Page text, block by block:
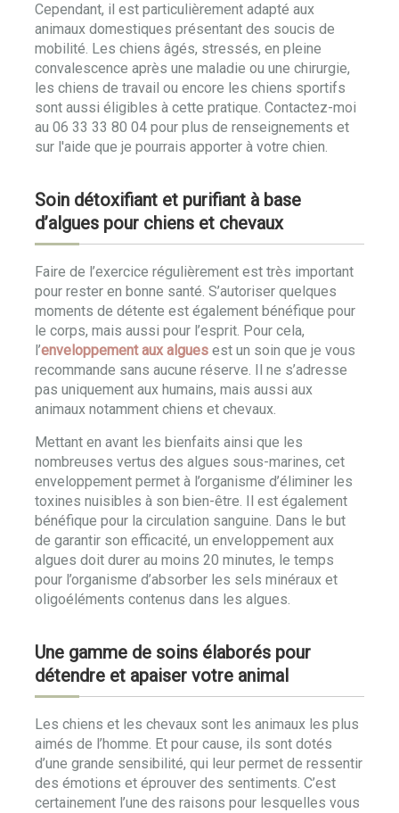
Cependant, il est particulièrement adapté aux
animaux domestiques présentant des soucis de
mobilité. Les chiens âgés, stressés, en pleine
convalescence après une maladie ou une chirurgie,
les chiens de travail ou encore les chiens sportifs
sont aussi éligibles à cette pratique. Contactez-moi
au 06 33 33 80 04 pour plus de renseignements et
sur l'aide que je pourrais apporter à votre chien.
Soin détoxifiant et purifiant à base
d’algues pour chiens et chevaux
Faire de l’exercice régulièrement est très important
pour rester en bonne santé. S’autoriser quelques
moments de détente est également bénéfique pour
le corps, mais aussi pour l’esprit. Pour cela,
l’enveloppement aux algues est un soin que je vous
recommande sans aucune réserve. Il ne s’adresse
pas uniquement aux humains, mais aussi aux
animaux notamment chiens et chevaux.
Mettant en avant les bienfaits ainsi que les
nombreuses vertus des algues sous-marines, cet
enveloppement permet à l’organisme d’éliminer les
toxines nuisibles à son bien-être. Il est également
bénéfique pour la circulation sanguine. Dans le but
de garantir son efficacité, un enveloppement aux
algues doit durer au moins 20 minutes, le temps
pour l’organisme d’absorber les sels minéraux et
oligoéléments contenus dans les algues.
Une gamme de soins élaborés pour
détendre et apaiser votre animal
Les chiens et les chevaux sont les animaux les plus
aimés de l’homme. Et pour cause, ils sont dotés
d’une grande sensibilité, qui leur permet de ressentir
des émotions et éprouver des sentiments. C’est
certainement l’une des raisons pour lesquelles vous